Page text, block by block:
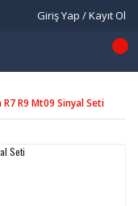
Giriş Yap / Kayıt Ol
R7 R9 Mt09 Sinyal Seti